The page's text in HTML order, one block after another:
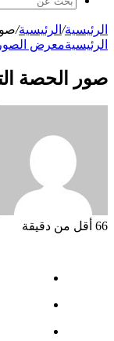
الرئيسية/ الرئيسية/صور
الرئيسيةمعرض الصور
صور الحصة
66 أقل من دقيقة